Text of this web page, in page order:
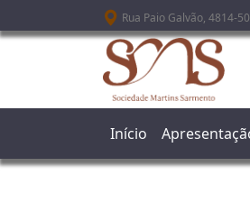
Passar para o conteúdo principal
Rua Paio Galvão, 4814-
Início